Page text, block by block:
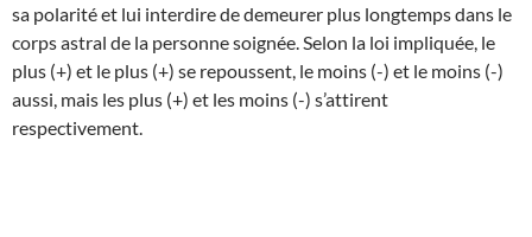
sa polarité et lui interdire de demeurer plus longtemps dans le
corps astral de la personne soignée. Selon la loi impliquée, le
plus (+) et le plus (+) se repoussent, le moins (-) et le moins (-)
aussi, mais les plus (+) et les moins (-) s’attirent
respectivement.